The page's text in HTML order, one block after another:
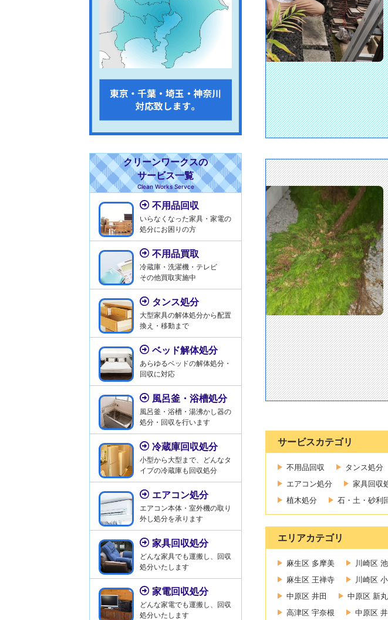
サービスカテゴリ
不用品回収 タンス処分
エアコン処分
家具回収
植木処分
石・土・砂利
エリアカテゴリ
麻生区 多摩美 川崎区
麻生区 王禅寺
川崎区
中原区 井田
中原区 新
高津区 宇奈根
中原区
クリーンワークスの
サービス一覧
Clean Works Servce
不用品回収
いらなくなった家具・家電の
処分にお困りの方
不用品買取
冷蔵庫・洗濯機・テレビ
その他買取実施中
タンス処分
大型家具の解体処分から配置
換え・移動まで
ベッド解体処分
あらゆるベッドの解体処分・
回収に対応
風呂釜・浴槽処分
風呂釜・浴槽・湯沸かし器の
処分・回収を行います
冷蔵庫回収処分
小型から大型まで、どんなタ
イプの冷蔵庫も回収処分
エアコン処分
エアコン本体・室外機の取り
外し処分を承ります
家具回収処分
どんな家具でも運搬し、回収
処分いたします
家電回収処分
どんな家電でも運搬し、回収
処分いたします